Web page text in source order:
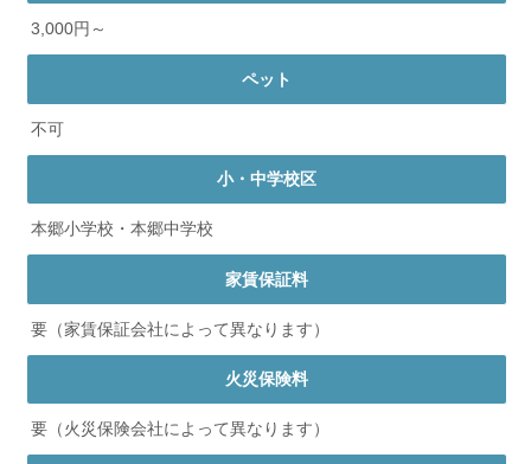
3,000円～
ペット
不可
小・中学校区
本郷小学校・本郷中学校
家賃保証料
要（家賃保証会社によって異なります）
火災保険料
要（火災保険会社によって異なります）